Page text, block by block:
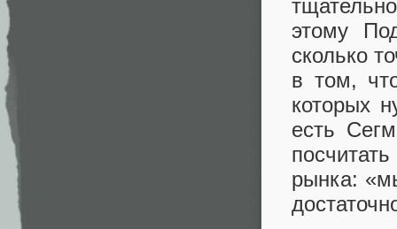
этому
сколько
в том,
которых
есть
рынка: